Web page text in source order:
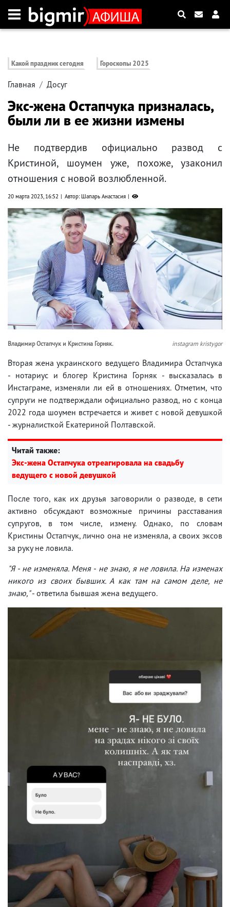
Какой праздник сегодня Гороскопы 2025
Главная Досуг
Экс-жена Остапчука призналась,
были ли в ее жизни измены
Не подтвердив официально развод с
Кристиной, шоумен уже, похоже, узаконил
отношения с новой возлюбленной.
20 марта 2023, 16:52 Автор: Шапарь Анастасия
Владимир Остапчук и Кристина Горняк. instagram kristygor
Вторая жена украинского ведущего Владимира Остапчука
- нотариус и блогер Кристина Горняк - высказалась в
Инстаграме, изменяли ли ей в отношениях. Отметим, что
супруги не подтверждали официально развод, но с конца
2022 года шоумен встречается и живет с новой девушкой
- журналисткой Екатериной Полтавской.
Читай также:
Экс-жена Остапчука отреагировала на свадьбу
ведущего с новой девушкой
После того, как их друзья заговорили о разводе, в сети
активно обсуждают возможные причины расставания
супругов, в том числе, измену. Однако, по словам
Кристины Остапчук, лично она не изменяла, а своих эксов
за руку не ловила.
"Я - не изменяла. Меня - не знаю, я не ловила. На изменах
никого из своих бывших. А как там на самом деле, не
знаю,"- ответила бывшая жена ведущего.